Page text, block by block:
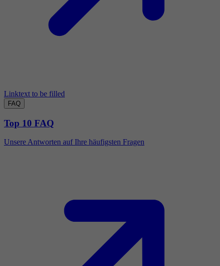
Linktext to be filled
FAQ
Top 10 FAQ
Unsere Antworten auf Ihre häufigsten Fragen